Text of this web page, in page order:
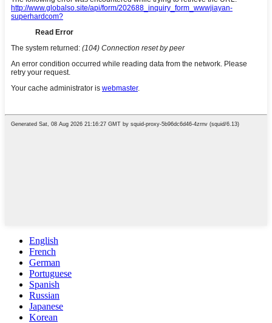
English
French
German
Portuguese
Spanish
Russian
Japanese
Korean